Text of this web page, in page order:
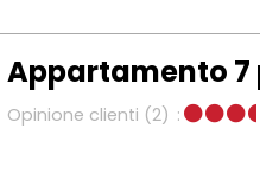
Appartamento 7
Opinione clienti (2)